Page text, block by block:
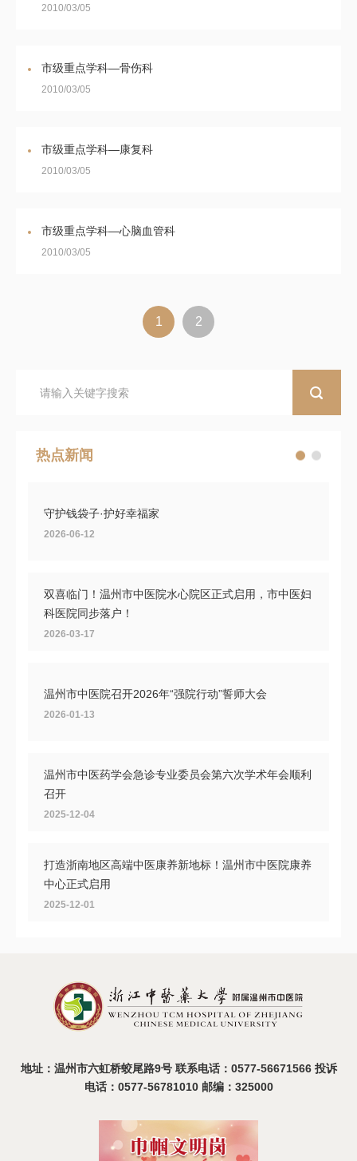
2010/03/05
市级重点学科—骨伤科
2010/03/05
市级重点学科—康复科
2010/03/05
市级重点学科—心脑血管科
2010/03/05
1 2
热点新闻
守护钱袋子·护好幸福家
2026-06-12
双喜临门！温州市中医院水心院区正式启用，市中医妇
科医院同步落户！
2026-03-17
温州市中医院召开2026年“强院行动”誓师大会
2026-01-13
温州市中医药学会急诊专业委员会第六次学术年会顺利
召开
2025-12-04
打造浙南地区高端中医康养新地标！温州市中医院康养
中心正式启用
2025-12-01
2025-11-11
地址：温州市六虹桥蛟尾路9号 联系电话：0577-56671566 投诉
电话：0577-56781010 邮编：325000